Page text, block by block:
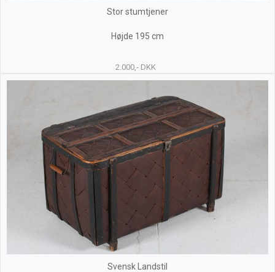
Stor stumtjener
Højde 195 cm
2.000,- DKK
Svensk Landstil